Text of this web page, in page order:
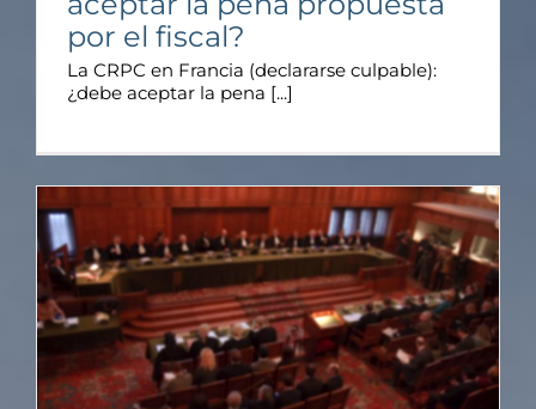
por el fiscal?
La CRPC en Francia (declararse culpable):
¿debe aceptar la pena [...]